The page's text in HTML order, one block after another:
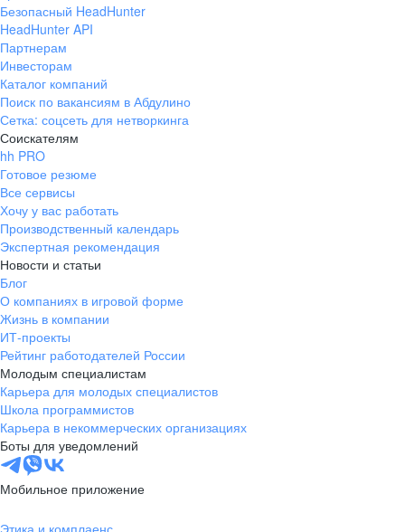
Безопасный HeadHunter
HeadHunter API
Партнерам
Инвесторам
Каталог компаний
Поиск по вакансиям в Абдулино
Сетка: соцсеть для нетворкинга
Соискателям
hh PRO
Готовое резюме
Все сервисы
Хочу у вас работать
Производственный календарь
Экспертная рекомендация
Новости и статьи
Блог
О компаниях в игровой форме
Жизнь в компании
ИТ-проекты
Рейтинг работодателей России
Молодым специалистам
Карьера для молодых специалистов
Школа программистов
Карьера в некоммерческих организациях
Боты для уведомлений
Мобильное приложение